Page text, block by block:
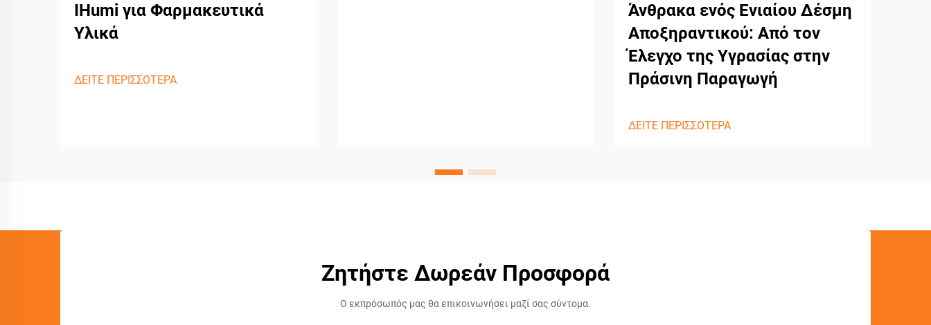
IHumi για Φαρμακευτικά
Υλικά
ΔΕΙΤΕ ΠΕΡΙΣΣΟΤΕΡΑ
Άνθρακα ενός Ενιαίου Δέσμη
Αποξηραντικού: Από τον
Έλεγχο της Υγρασίας στην
Πράσινη Παραγωγή
ΔΕΙΤΕ ΠΕΡΙΣΣΟΤΕΡΑ
Ζητήστε Δωρεάν Προσφορά
Ο εκπρόσωπός μας θα επικοινωνήσει μαζί σας σύντομα.